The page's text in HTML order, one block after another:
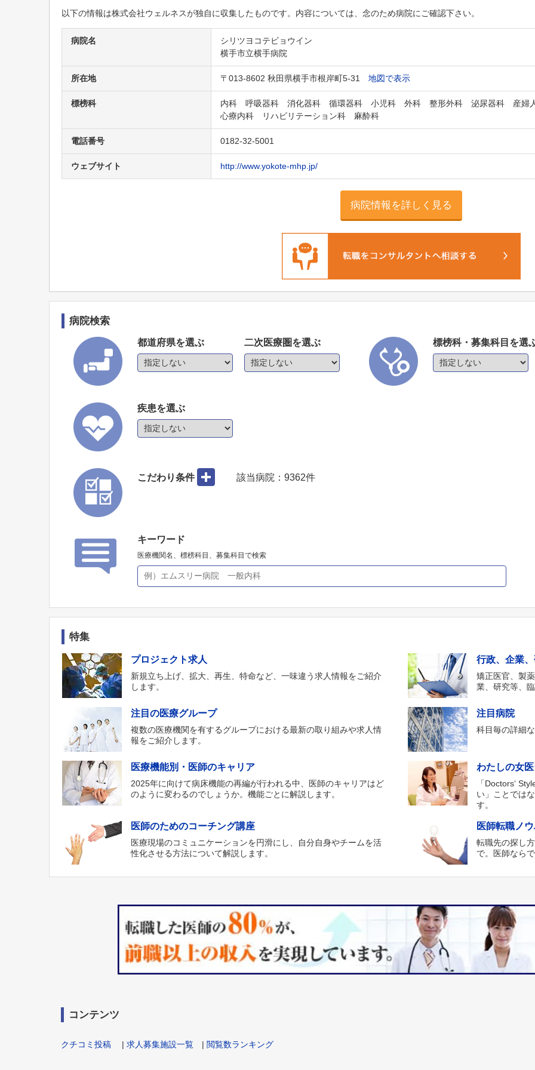
以下の情報は株式会社ウェルネスが独自に収集したものです。内容については、念のため病院にご確認下さい。
病院名
シリツヨコテビョウイン
横手市立横手病院
所在地 〒013-8602 秋田県横手市根岸町5-31 地図で表示
標榜科
内科 呼吸器科 消化器科 循環器科 小児科 外科 整形外科 泌尿器科 産
心療内科 リハビリテーション科 麻酔科
電話番号 0182-32-5001
ウェブサイト http://www.yokote-mhp.jp/
病院情報を詳しく見る
病院検索
都道府県を選ぶ 二次医療圏を選ぶ 標榜科・募集科目を選
疾患を選ぶ
こだわり条件 該当病院： 9362件
キーワード
医療機関名、標榜科目、募集科目で検索
特集
プロジェクト求人
新規立ち上げ、拡大、再生、特命など、一味違う求人情報をご紹介
します。
行政、企業
矯正医官、製
業、研究等、
注目の医療グループ
複数の医療機関を有するグループにおける最新の取り組みや求人情
報をご紹介します。
注目病院
科目毎の詳細
医療機能別・医師のキャリア
2025年に向けて病床機能の再編が行われる中、医師のキャリアはど
のように変わるのでしょうか。機能ごとに解説します。
わたしの女
「Doctors‘
い」ことでは
す。
医師のためのコーチング講座
医療現場のコミュニケーションを円滑にし、自分自身やチームを活
性化させる方法について解説します。
医師転職ノ
転職先の探し
で。医師なら
コンテンツ
クチコミ投稿 | 求人募集施設一覧 | 閲覧数ランキング